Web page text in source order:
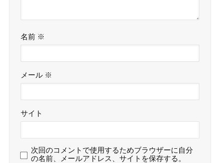
名前 ※
メール ※
サイト
次回のコメントで使用するためブラウザーに自分
の名前、メールアドレス、サイトを保存する。